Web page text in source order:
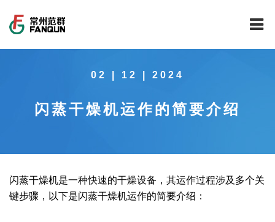
公司介绍
公司荣誉
干燥设备
载体催化剂全自动生产线系列
新能源新材料行业
技术中心
02 | 12 | 2024
闪蒸干燥机运作的简要介绍
闪蒸干燥机是一种快速的干燥设备，其运作过程涉及多个关
键步骤，以下是闪蒸干燥机运作的简要介绍：